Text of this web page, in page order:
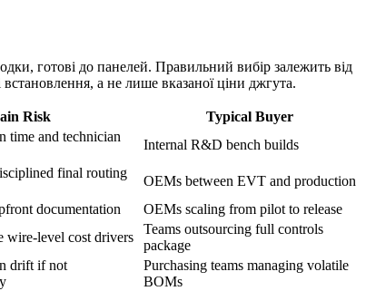
готові до панелей. Правильний вибір залежить від
а не лише вказаної ціни джгута.
Risk
Typical Buyer
time and technician
Internal R&D bench builds
final routing
OEMs between EVT and production
documentation
OEMs scaling from pilot to release
wire-level cost drivers
Teams outsourcing full controls
package
drift if not
Purchasing teams managing volatile
BOMs